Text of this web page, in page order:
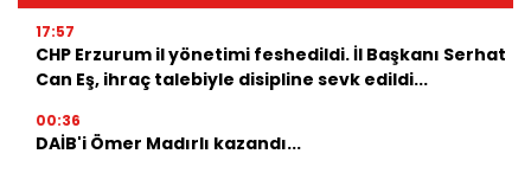
17:57
CHP Erzurum il yönetimi feshedildi. İl Başkanı Serhat
Can Eş, ihraç talebiyle disipline sevk edildi...
00:36
DAİB'i Ömer Madırlı kazandı...